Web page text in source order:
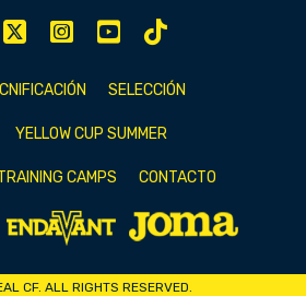
SELECCIÓN
YELLOW CUP SUMMER
CAMPS CONTACTO
CF. ALL RIGHTS RESERVED.